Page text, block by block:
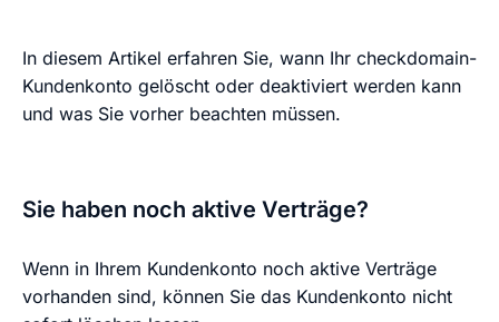
In diesem Artikel erfahren Sie, wann Ihr checkdomain-
Kundenkonto gelöscht oder deaktiviert werden kann
und was Sie vorher beachten müssen.
Sie haben noch aktive Verträge?
Wenn in Ihrem Kundenkonto noch aktive Verträge
vorhanden sind, können Sie das Kundenkonto nicht